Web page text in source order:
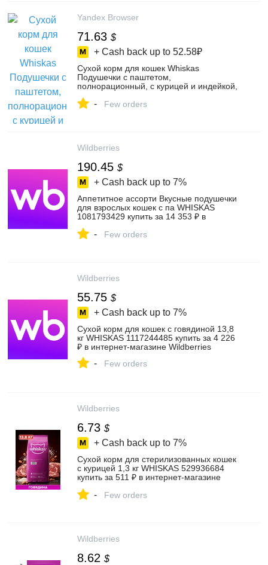
Yandex Browser
71.63 $
+ Cash back up to 52.58₽
Сухой корм для кошек Whiskas
Подушечки с паштетом,
полнорационный, с курицей и индейкой,
103579457651
- Few orders
Wildberries
190.45 $
+ Cash back up to 7%
Аппетитное ассорти Вкусные подушечки
для взрослых кошек с па WHISKAS
1081793429 купить за 14 353 ₽ в
- Few orders
Wildberries
55.75 $
+ Cash back up to 7%
Сухой корм для кошек с говядиной 13,8
кг WHISKAS 1117244485 купить за 4 226
₽ в интернет‑магазине Wildberries
- Few orders
Wildberries
6.73 $
+ Cash back up to 7%
Сухой корм для стерилизованных кошек
с курицей 1,3 кг WHISKAS 529936684
купить за 511 ₽ в интернет‑магазине
- Few orders
Wildberries
8.62 $